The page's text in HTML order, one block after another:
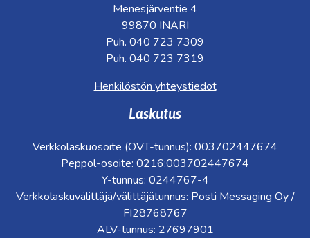
Menesjärventie 4
99870 INARI
Puh. 040 723 7309
Puh. 040 723 7319
Henkilöstön yhteystiedot
Laskutus
Verkkolaskuosoite (OVT-tunnus): 003702447674
Peppol-osoite: 0216:003702447674
Y-tunnus: 0244767-4
Verkkolaskuvälittäjä/välittäjätunnus: Posti Messaging Oy /
FI28768767
ALV-tunnus: 27697901